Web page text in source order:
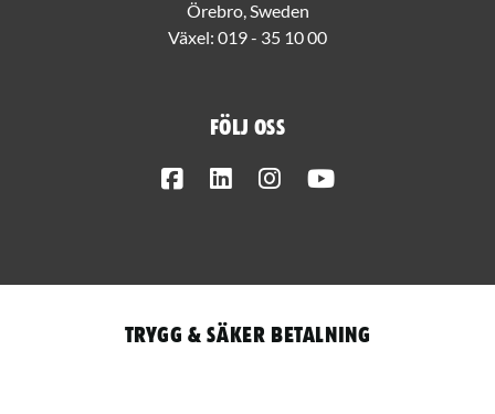
Örebro, Sweden
Växel: 019 - 35 10 00
Följ oss
FacebookLinkedInInstagram
Trygg & säker betalning